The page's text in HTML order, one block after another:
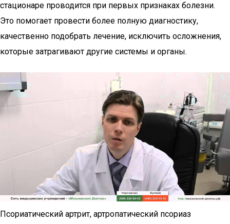
стационаре проводится при первых признаках болезни.
Это помогает провести более полную диагностику,
качественно подобрать лечение, исключить осложнения,
которые затрагивают другие системы и органы.
Псориатический артрит, артропатический псориаз